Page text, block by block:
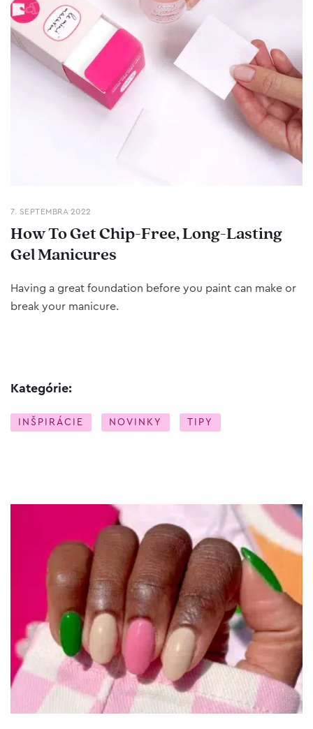
7. SEPTEMBRA 2022
How To Get Chip-Free, Long-Lasting
Gel Manicures
Having a great foundation before you paint can make or
break your manicure.
Kategórie:
INŠPIRÁCIE NOVINKY TIPY